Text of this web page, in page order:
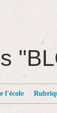
l'école